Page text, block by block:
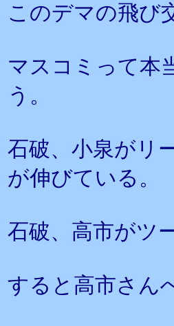
このデマの飛び
マスコミって本
う。
石破、小泉がリ
が伸びている。
石破、高市がツ
すると高市さん